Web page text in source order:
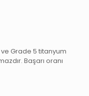
ve Grade 5 titanyum
Başarı oranı